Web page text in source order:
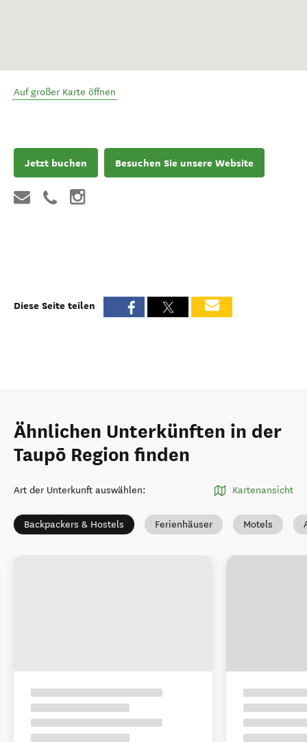
Auf großer Karte öffnen
Jetzt buchen Besuchen Sie unsere Website
Diese Seite teilen
Ähnlichen Unterkünften in der
Taupō Region finden
Art der Unterkunft auswählen: Kartenansicht
Backpackers & Hostels Ferienhäuser Motels